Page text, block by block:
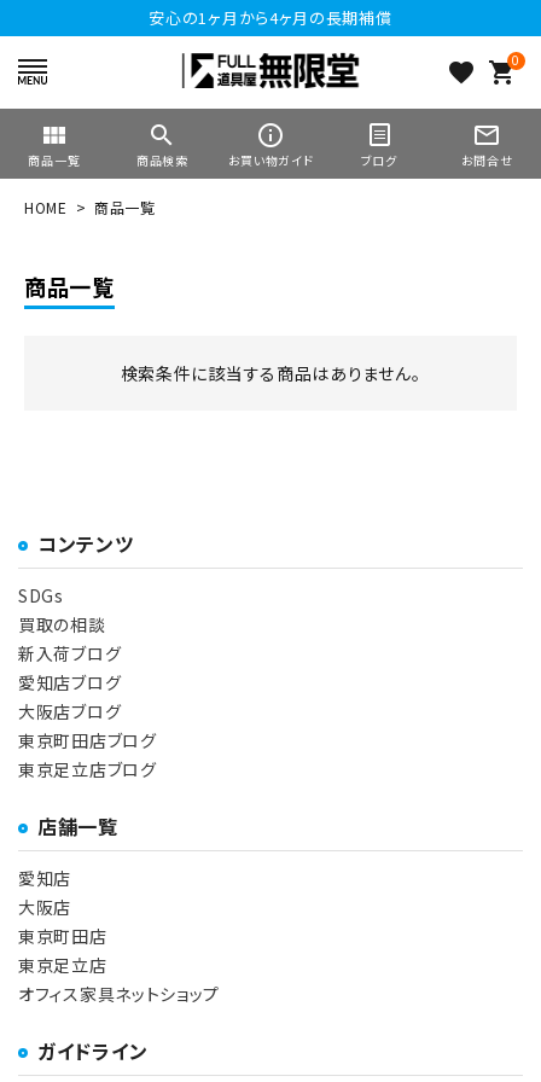
安心の1ヶ月から4ヶ月の長期補償
favorite 0
shopping_cart
view_module
商品一覧
search
商品検索
info_outline
お買い物ガイド ブログ
mail_outline
お問合せ
HOME 商品一覧
商品一覧
検索条件に該当する商品はありません。
コンテンツ
SDGs
買取の相談
新入荷ブログ
愛知店ブログ
大阪店ブログ
東京町田店ブログ
東京足立店ブログ
店舗一覧
愛知店
大阪店
東京町田店
東京足立店
オフィス家具ネットショップ
ガイドライン